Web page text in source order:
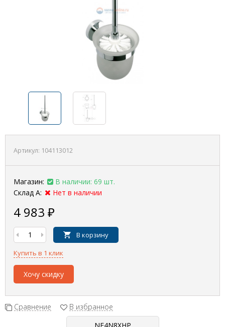
Артикул: 104113012
Магазин:
В наличии: 69 шт.
Склад А:
Нет в наличии
4 983 ₽
В корзину
Купить в 1 клик
Хочу скидку
Сравнение В избранное